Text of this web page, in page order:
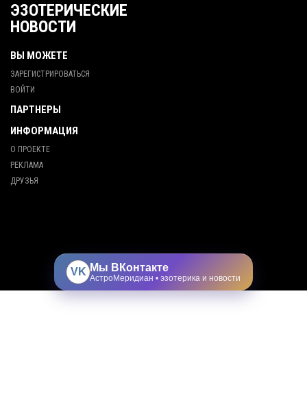
ЭЗОТЕРИЧЕСКИЕ
НОВОСТИ
ВЫ МОЖЕТЕ
ЗАРЕГИСТРИРОВАТЬСЯ
ВОЙТИ
ПАРТНЕРЫ
ИНФОРМАЦИЯ
О ПРОЕКТЕ
РЕКЛАМА
ДРУЗЬЯ
VK Мы ВКонтакте
АстроМеридиан • эзотерика и новости